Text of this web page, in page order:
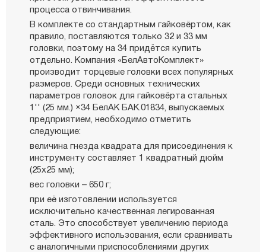
процесса отвинчивания.
В комплекте со стандартным гайковёртом, как
правило, поставляются только 32 и 33 мм
головки, поэтому на 34 придётся купить
отдельно. Компания «БелАвтоКомплект»
производит торцевые головки всех популярных
размеров. Среди основных технических
параметров головок для гайковёрта стальных
1'' (25 мм.) ×34 БелАК БАК.01834, выпускаемых
предприятием, необходимо отметить
следующие:
величина гнезда квадрата для присоединения к
инструменту составляет 1 квадратный дюйм
(25х25 мм);
вес головки – 650 г;
при её изготовлении используется
исключительно качественная легированная
сталь. Это способствует увеличению периода
эффективного использования, если сравнивать
с аналогичными приспособлениями других